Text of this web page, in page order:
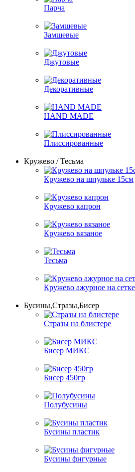
Парча
Замшевые
Джутовые
Декоративные
HAND MADE
Плиссированные
Кружево / Тесьма
Кружево на шпульке 15см
Кружево капрон
Кружево вязаное
Тесьма
Кружево ажурное на сетке
Бусины,Стразы,Бисер
Стразы на блистере
Бисер МИКС
Бисер 450гр
Полубусины
Бусины пластик
Бусины фигурные